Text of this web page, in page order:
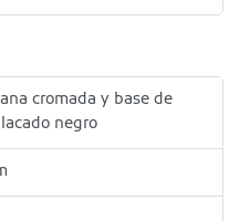
cromada y base de
negro